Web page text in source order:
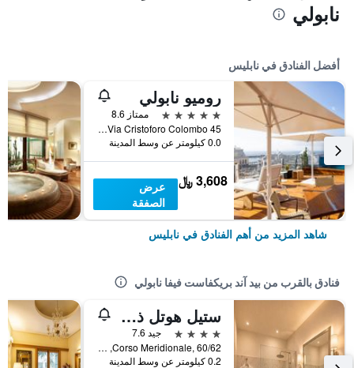
نابولي
أفضل الفنادق في نابليس
روميو نابولي
5 نجوم
ممتاز 8.6
Via Cristoforo Colombo 45, نابليس, مقاطعة نابولي, إيطاليا
0.0 كيلومتر عن وسط المدينة
3,608 ﷼
عرض
الصفقة
شاهد المزيد من أهم الفنادق في نابليس
فنادق بالقرب من بيد آند بريكفاست فيفا نابولي
ستيل هوتل ذا بيزنيست
4 نجوم
جيد 7.6
Corso Meridionale, 60/62, نابليس, مقاطعة نابولي, إيطاليا
0.2 كيلومتر عن وسط المدينة